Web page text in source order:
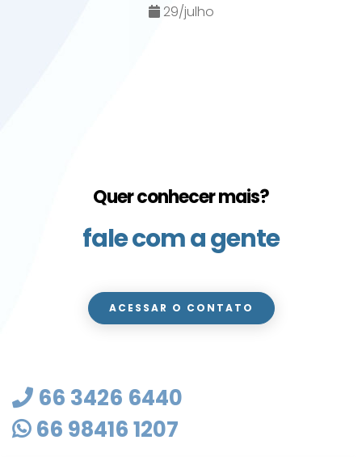
29/julho
Quer conhecer mais?
fale com a gente
ACESSAR O CONTATO
66 3426 6440
66 98416 1207